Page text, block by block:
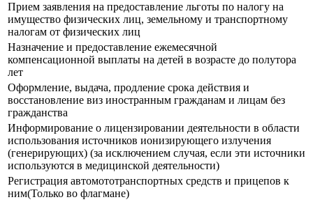
Прием заявления на предоставление льготы по налогу на
имущество физических лиц, земельному и транспортному
налогам от физических лиц
Назначение и предоставление ежемесячной
компенсационной выплаты на детей в возрасте до полутора
лет
Оформление, выдача, продление срока действия и
восстановление виз иностранным гражданам и лицам без
гражданства
Информирование о лицензировании деятельности в области
использования источников ионизирующего излучения
(генерирующих) (за исключением случая, если эти источники
используются в медицинской деятельности)
Регистрация автомототранспортных средств и прицепов к
ним(Только во флагмане)